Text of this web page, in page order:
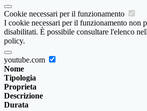
Cookie necessari per il funzionamento
I cookie necessari per il funzionamento non
disabilitati. È possibile consultare l'elenco
policy.
youtube.com
Nome
Tipologia
Proprieta
Descrizione
Durata